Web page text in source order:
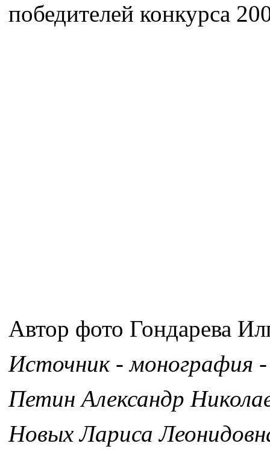
победителей конкурса
Автор фото Гондарева
Источник - монография -
Петин Александр
Новых Лариса